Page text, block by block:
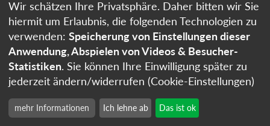
Widerrufsformular
Stellenangebote
Cookie-Einstellungen
Wir schätzen Ihre Privatsphäre. Daher bitten wir Sie
hiermit um Erlaubnis, die folgenden Technologien zu
verwenden: Speicherung von Einstellungen dieser
Anwendung, Abspielen von Videos & Besucher-
Statistiken. Sie können Ihre Einwilligung später zu
jederzeit ändern/widerrufen (Cookie-Einstellungen)
mehr Informationen Ich lehne ab Das ist ok